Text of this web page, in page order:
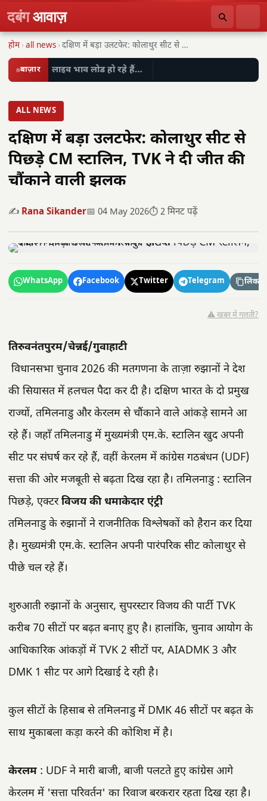
दबंगआवाज़
होम ›all news › दक्षिण में बड़ा उलटफेर: कोलाथुर सीट से पिछड़े…
बाज़ार लाइव भाव लोड हो रहे हैं…
ALL NEWS
दक्षिण में बड़ा उलटफेर: कोलाथुर सीट से
पिछड़े CM स्टालिन, TVK ने दी जीत की
चौंकाने वाली झलक
✍️ Rana Sikander📅 04 May 2026⏱️ 2 मिनट पढ़ें
WhatsApp Facebook Twitter Telegram लिंक
⚠️ खबर में गलती?
तिरुवनंतपुरम/चेन्नई/गुवाहाटी
विधानसभा चुनाव 2026 की मतगणना के ताज़ा रुझानों ने देश
की सियासत में हलचल पैदा कर दी है। दक्षिण भारत के दो प्रमुख
राज्यों, तमिलनाडु और केरलम से चौंकाने वाले आंकड़े सामने आ
रहे हैं। जहाँ तमिलनाडु में मुख्यमंत्री एम.के. स्टालिन खुद अपनी
सीट पर संघर्ष कर रहे हैं, वहीं केरलम में कांग्रेस गठबंधन (UDF)
सत्ता की ओर मजबूती से बढ़ता दिख रहा है। तमिलनाडु : स्टालिन
पिछड़े, एक्टरविजय की धमाकेदार एंट्री
तमिलनाडु के रुझानों ने राजनीतिक विश्लेषकों को हैरान कर दिया
है। मुख्यमंत्री एम.के. स्टालिन अपनी पारंपरिक सीट कोलाथुर से
पीछे चल रहे हैं।
शुरुआती रुझानों के अनुसार, सुपरस्टार विजय की पार्टी TVK
करीब 70 सीटों पर बढ़त बनाए हुए है। हालांकि, चुनाव आयोग के
आधिकारिक आंकड़ों में TVK 2 सीटों पर, AIADMK 3 और
DMK 1 सीट पर आगे दिखाई दे रही है।
कुल सीटों के हिसाब से तमिलनाडु में DMK 46 सीटों पर बढ़त के
साथ मुकाबला कड़ा करने की कोशिश में है।
केरलम : UDF ने मारी बाजी, बाजी पलटते हुए कांग्रेस आगे
केरलम में 'सत्ता परिवर्तन' का रिवाज बरकरार रहता दिख रहा है।